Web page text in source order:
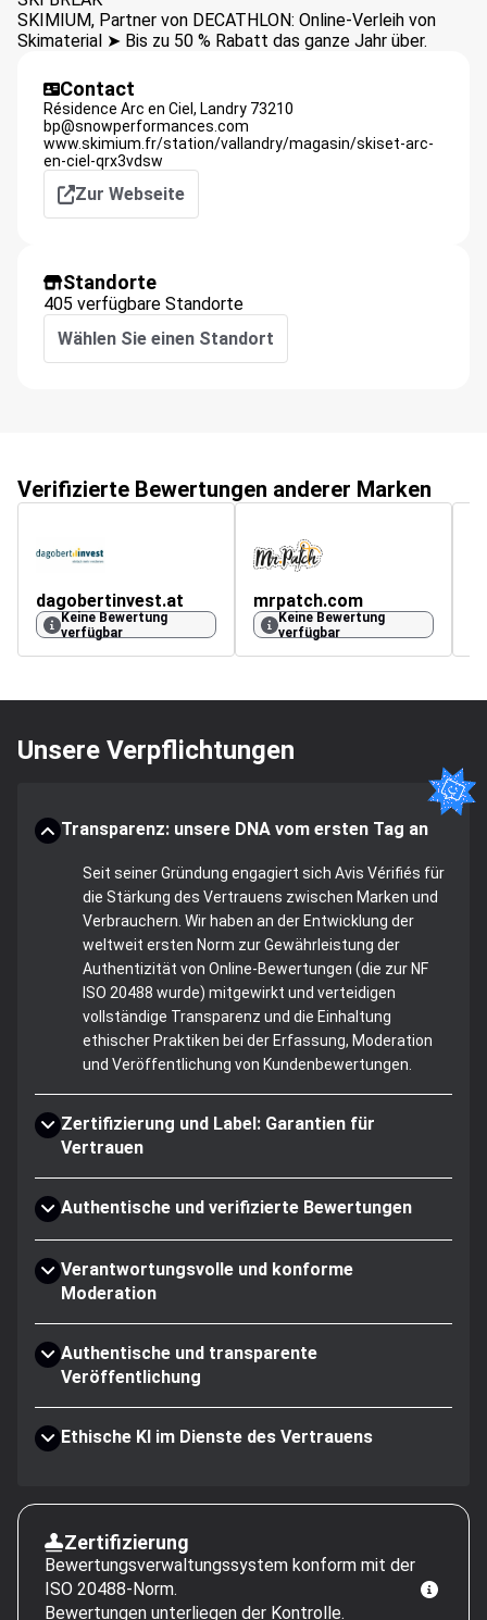
SKIMIUM, Partner von DECATHLON: Online-Verleih von
Skimaterial ➤ Bis zu 50 % Rabatt das ganze Jahr über.
Contact
Résidence Arc en Ciel, Landry 73210
bp@snowperformances.com
www.skimium.fr/station/vallandry/magasin/skiset-arc-
en-ciel-qrx3vdsw
Zur Webseite
Standorte
405 verfügbare Standorte
Wählen Sie einen Standort
Verifizierte Bewertungen anderer Marken
dagobertinvest.at
Keine Bewertung
verfügbar
mrpatch.com
Keine Bewertung
verfügbar
Unsere Verpflichtungen
Transparenz: unsere DNA vom ersten Tag an
Seit seiner Gründung engagiert sich Avis Vérifiés für
die Stärkung des Vertrauens zwischen Marken und
Verbrauchern. Wir haben an der Entwicklung der
weltweit ersten Norm zur Gewährleistung der
Authentizität von Online-Bewertungen (die zur NF
ISO 20488 wurde) mitgewirkt und verteidigen
vollständige Transparenz und die Einhaltung
ethischer Praktiken bei der Erfassung, Moderation
und Veröffentlichung von Kundenbewertungen.
Zertifizierung und Label: Garantien für
Vertrauen
Authentische und verifizierte Bewertungen
Verantwortungsvolle und konforme
Moderation
Authentische und transparente
Veröffentlichung
Ethische KI im Dienste des Vertrauens
Zertifizierung
Bewertungsverwaltungssystem konform mit der
ISO 20488-Norm.
Bewertungen unterliegen der Kontrolle.